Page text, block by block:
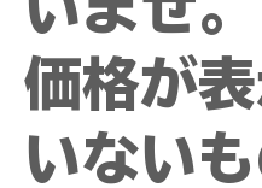
価格が
いない